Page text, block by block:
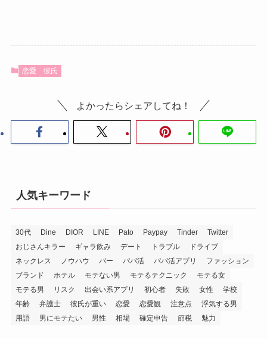
恋愛 彼氏
よかったらシェアしてね！
人気キーワード
30代 Dine DIOR LINE Pato Paypay Tinder
Twitter
おじさんキラー
ギャラ飲み デート トラブル
ドライブ
ネックレス
ノウハウ バー パパ活 パパ活アプリ
ファッション
ブランド
ホテル モテない男 モテるテクニック
モテる女
モテる男
リスク 出会い系アプリ 初心者 失敗 女性
学校
年齢
弁護士 彼氏が重い 恋愛 恋愛観 注意点
浮気する男
用語
男にモテたい 男性 相場 確定申告 節税 魅力